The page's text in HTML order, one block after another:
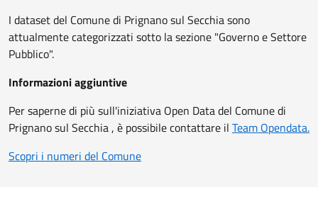
I dataset del Comune di Prignano sul Secchia sono
attualmente categorizzati sotto la sezione "Governo e Settore
Pubblico".
Informazioni aggiuntive
Per saperne di più sull'iniziativa Open Data del Comune di
Prignano sul Secchia , è possibile contattare il Team Opendata.
Scopri i numeri del Comune